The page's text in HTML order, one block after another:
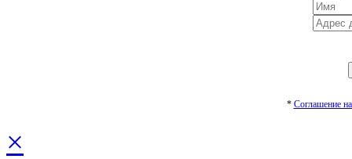
* Cоглашение
×